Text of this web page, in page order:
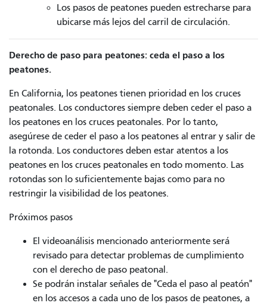
Los pasos de peatones pueden estrecharse para
ubicarse más lejos del carril de circulación.
Derecho de paso para peatones: ceda el paso a los
peatones.
En California, los peatones tienen prioridad en los cruces
peatonales. Los conductores siempre deben ceder el paso a
los peatones en los cruces peatonales. Por lo tanto,
asegúrese de ceder el paso a los peatones al entrar y salir de
la rotonda. Los conductores deben estar atentos a los
peatones en los cruces peatonales en todo momento. Las
rotondas son lo suficientemente bajas como para no
restringir la visibilidad de los peatones.
Próximos pasos
El videoanálisis mencionado anteriormente será
revisado para detectar problemas de cumplimiento
con el derecho de paso peatonal.
Se podrán instalar señales de "Ceda el paso al peatón"
en los accesos a cada uno de los pasos de peatones, a